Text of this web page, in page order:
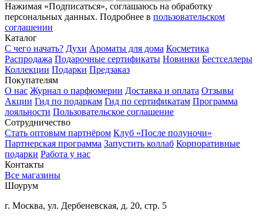
Нажимая «Подписаться», соглашаюсь на обработку
персональных данных. Подробнее в пользовательском
соглашении
Каталог
С чего начать? Духи Ароматы для дома Косметика
Распродажа Подарочные сертификаты Новинки Бестселлеры
Коллекции Подарки Предзаказ
Покупателям
О нас Журнал о парфюмерии Доставка и оплата Отзывы
Акции Гид по подаркам Гид по сертификатам Программа
лояльности Пользовательское соглашение
Сотрудничество
Стать оптовым партнёром Клуб «После полуночи»
Партнерская программа Запустить коллаб Корпоративные
подарки Работа у нас
Контакты
Все магазины
Шоурум
г. Москва, ул. Дербеневская, д. 20, стр. 5